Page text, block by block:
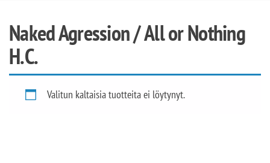
Naked Agression / All or Nothing
H.C.
Valitun kaltaisia tuotteita ei löytynyt.